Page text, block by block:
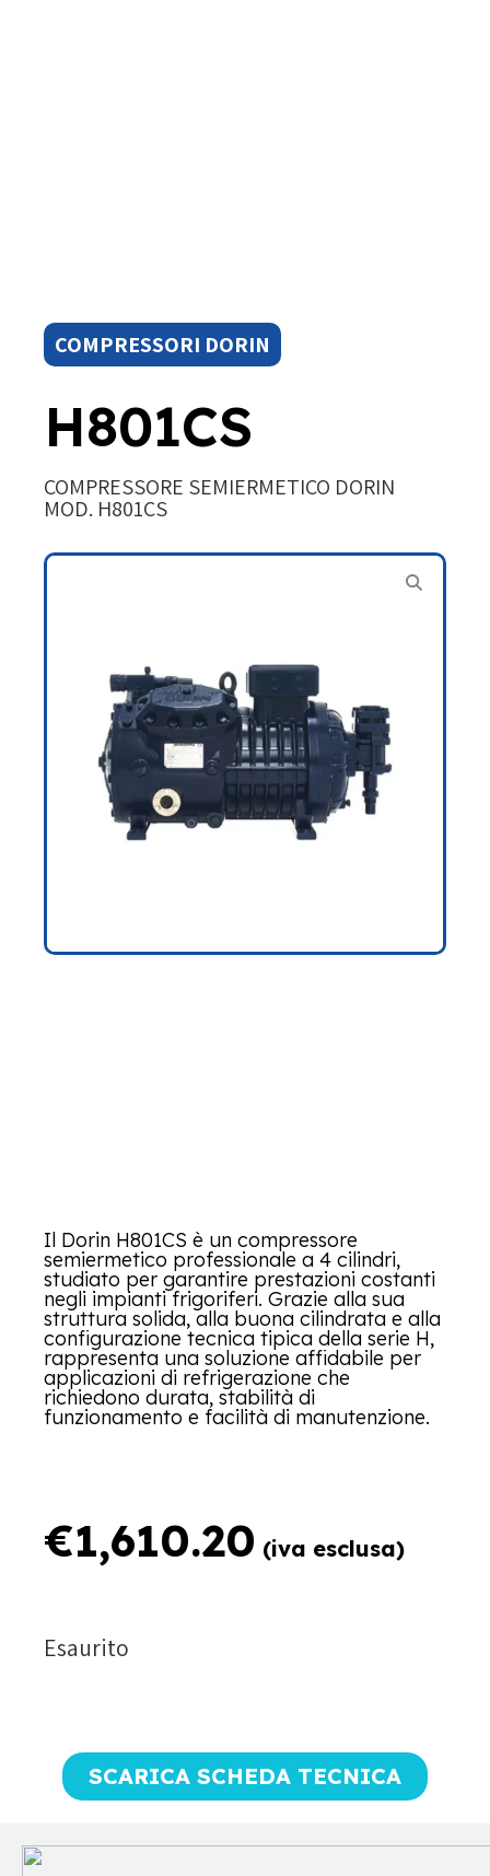
SCARICA SCHEDA TECNICA
COMPRESSORI DORIN
H801CS
COMPRESSORE SEMIERMETICO DORIN
MOD. H801CS
Il Dorin H801CS è un compressore
semiermetico professionale a 4 cilindri,
studiato per garantire prestazioni costanti
negli impianti frigoriferi. Grazie alla sua
struttura solida, alla buona cilindrata e alla
configurazione tecnica tipica della serie H,
rappresenta una soluzione affidabile per
applicazioni di refrigerazione che
richiedono durata, stabilità di
funzionamento e facilità di manutenzione.
€1,610.20 (iva esclusa)
Esaurito